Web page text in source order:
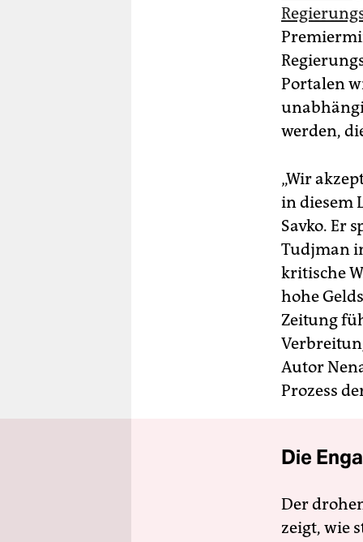
Portalen
werden,
„Wir
in diesem
Savko. Er
Tudjman
kritische
hohe
Zeitung
Autor
Prozess
Die
Der
zeigt, wie